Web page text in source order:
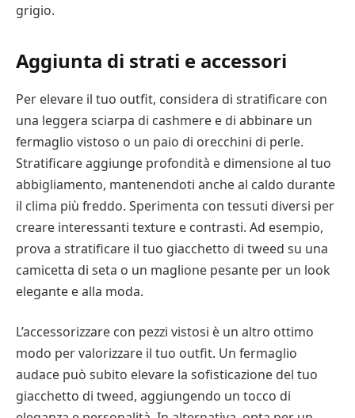
grigio.
Aggiunta di strati e accessori
Per elevare il tuo outfit, considera di stratificare con
una leggera sciarpa di cashmere e di abbinare un
fermaglio vistoso o un paio di orecchini di perle.
Stratificare aggiunge profondità e dimensione al tuo
abbigliamento, mantenendoti anche al caldo durante
il clima più freddo. Sperimenta con tessuti diversi per
creare interessanti texture e contrasti. Ad esempio,
prova a stratificare il tuo giacchetto di tweed su una
camicetta di seta o un maglione pesante per un look
elegante e alla moda.
L’accessorizzare con pezzi vistosi è un altro ottimo
modo per valorizzare il tuo outfit. Un fermaglio
audace può subito elevare la sofisticazione del tuo
giacchetto di tweed, aggiungendo un tocco di